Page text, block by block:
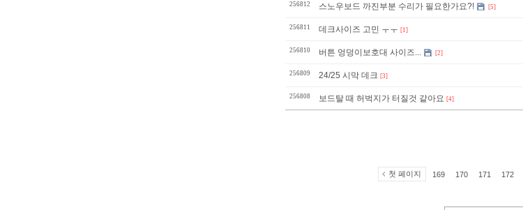
256812 스노우보드 까진부분 수리가 필요한가요?! [5]
256811 데크사이즈 고민 ㅜㅜ [1]
256810 버튼 엉덩이보호대 사이즈... [2]
256809 24/25 시막 데크 [3]
256808 보드탈 때 허벅지가 터질것 같아요 [4]
첫 페이지 169 170 171 172